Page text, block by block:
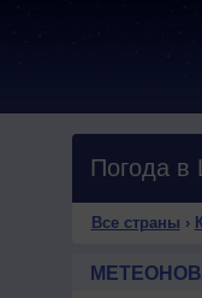
Погода
Все страны ›